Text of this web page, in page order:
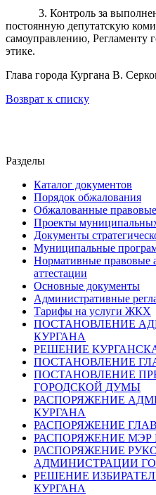
3. Контроль за
постоянную депутатскую
самоуправлению, Регламенту
этике.
Глава города Кургана В.
Возврат к списку
Разделы
Каталог документов
Порядок обжалования
Обжалованные
Проекты
Документы
Муниципальные
Нормативные правовые
аттестации
Основные документы
Административные
Тарифы на услуги ЖКХ
ПОСТАНОВЛЕНИЕ
КУРГАНА
РЕШЕНИЕ
ПОСТАНОВЛЕНИЕ
ПОСТАНОВЛЕНИЕ
ГОРОДСКОЙ ДУМЫ
РАСПОРЯЖЕНИЕ
КУРГАНА
РАСПОРЯЖЕНИЕ
РАСПОРЯЖЕНИЕ МЭР
РАСПОРЯЖЕНИЕ
АДМИНИСТРАЦИИ
РЕШЕНИЕ
КУРГАНА